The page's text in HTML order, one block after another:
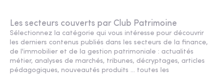
Les secteurs couverts par Club Patrimoine
Sélectionnez la catégorie qui vous intéresse pour découvrir
les derniers contenus publiés dans les secteurs de la finance,
de l'immobilier et de la gestion patrimoniale : actualités
métier, analyses de marchés, tribunes, décryptages, articles
pédagogiques, nouveautés produits ... toutes les